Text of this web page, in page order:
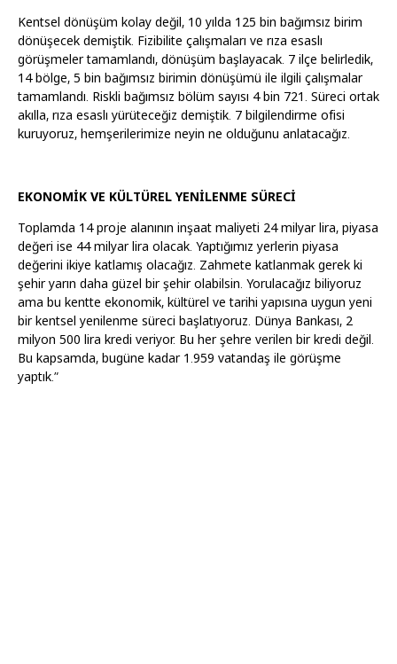
Kentsel dönüşüm kolay değil, 10 yılda 125 bin bağımsız birim
dönüşecek demiştik. Fizibilite çalışmaları ve rıza esaslı
görüşmeler tamamlandı, dönüşüm başlayacak. 7 ilçe belirledik,
14 bölge, 5 bin bağımsız birimin dönüşümü ile ilgili çalışmalar
tamamlandı. Riskli bağımsız bölüm sayısı 4 bin 721. Süreci ortak
akılla, rıza esaslı yürüteceğiz demiştik. 7 bilgilendirme ofisi
kuruyoruz, hemşerilerimize neyin ne olduğunu anlatacağız.
EKONOMİK VE KÜLTÜREL YENİLENME SÜRECİ
Toplamda 14 proje alanının inşaat maliyeti 24 milyar lira, piyasa
değeri ise 44 milyar lira olacak. Yaptığımız yerlerin piyasa
değerini ikiye katlamış olacağız. Zahmete katlanmak gerek ki
şehir yarın daha güzel bir şehir olabilsin. Yorulacağız biliyoruz
ama bu kentte ekonomik, kültürel ve tarihi yapısına uygun yeni
bir kentsel yenilenme süreci başlatıyoruz. Dünya Bankası, 2
milyon 500 lira kredi veriyor. Bu her şehre verilen bir kredi değil.
Bu kapsamda, bugüne kadar 1.959 vatandaş ile görüşme
yaptık.”